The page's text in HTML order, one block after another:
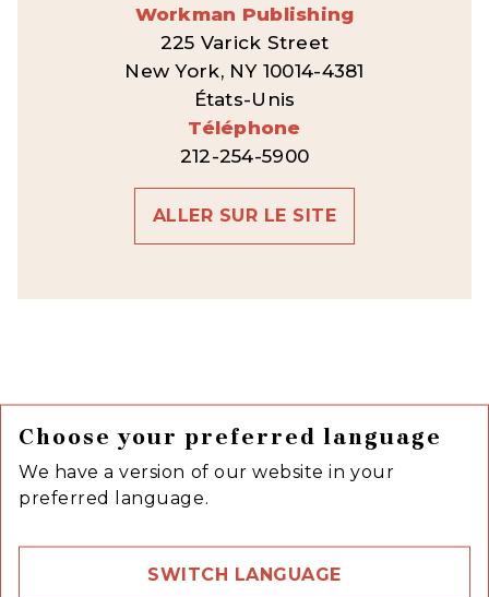
Choose your preferred language
We have a version of our website in your
preferred language.
SWITCH LANGUAGE
Workman Publishing
225 Varick Street
New York, NY 10014-4381
États-Unis
Téléphone
212-254-5900
ALLER SUR LE SITE